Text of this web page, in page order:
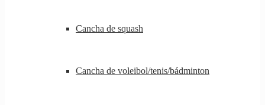
Cancha de squash
Cancha de voleibol/tenis/bádminton